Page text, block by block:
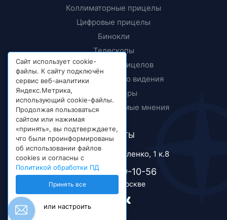
Коллиматорные прицелы
Цифровые прицелы
Бинокли
Телескопы
Крепления прицелов
Приборы ночного видения
Дальномеры
Тесты и независимые мнения
КОНТАКТЫ
г. Москва, ул. Короленко, 1 к.8
+7 (495) 989-10-56
Телефон в Москве
Сайт использует cookie-
файлы. К сайту подключён
сервис веб-аналитики
Яндекс.Метрика,
использующий cookie-файлы.
Продолжая пользоваться
сайтом или нажимая
«принять», вы подтверждаете,
что были проинформированы
об использовании файлов
cookies и согласны с
Политикой обработки ПД
Принять все
или настроить